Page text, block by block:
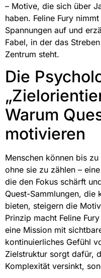
– Motive, die sich über
haben. Feline Fury
Spannungen auf und
Fabel, in der das
Zentrum steht.
Die
Warum
motivieren
Menschen können bis
ohne sie zu zählen –
die den Fokus schärft
Quest-Sammlungen, die
bieten, steigern die
Prinzip macht Feline
eine Mission mit
kontinuierliches Gefühl
Zielstruktur sorgt dafür,
Komplexität versinkt,